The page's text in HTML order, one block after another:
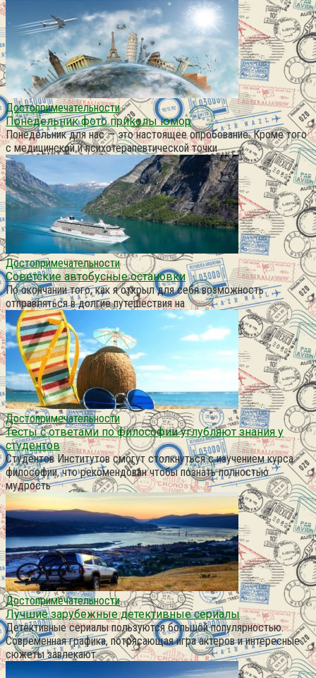
Достопримечательности
Понедельник фото приколы юмор
Понедельник для нас — это настоящее опробование. Кроме того
с медицинской и психотерапевтической точки
Достопримечательности
Советские автобусные остановки
По окончании того, как я открыл для себя возможность
отправляться в долгие путешествия на
Достопримечательности
Тесты с ответами по философии углубляют знания у
студентов
Студентов Институтов смогут столкнуться с изучением курса
философии, что рекомендован чтобы познать полностью
мудрость
Достопримечательности
Лучшие зарубежные детективные сериалы
Детективные сериалы пользуются большой популярностью.
Современная графика, потрясающая игра актеров и интересные
сюжеты завлекают